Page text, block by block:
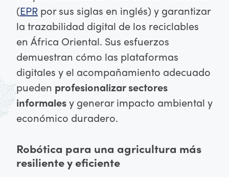
(EPR por sus siglas en inglés) y garantizar
la trazabilidad digital de los reciclables
en África Oriental. Sus esfuerzos
demuestran cómo las plataformas
digitales y el acompañamiento adecuado
pueden profesionalizar sectores
informalesy generar impacto ambiental y
económico duradero.
Robótica para una agricultura más
resiliente y eficiente